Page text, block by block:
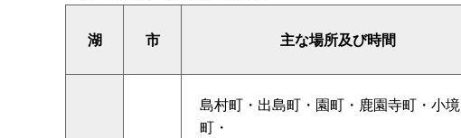
湖 市 主な場所及び時間
島村町・出島町・園町・鹿園寺町・小境
町・